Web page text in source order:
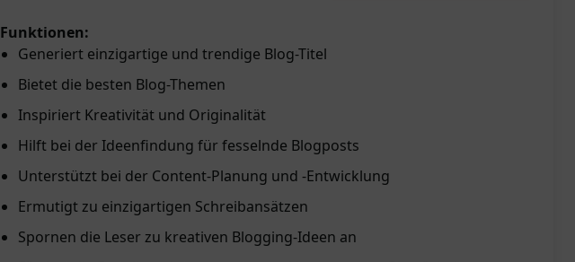
Funktionen:
Generiert einzigartige und trendige Blog-Titel
Bietet die besten Blog-Themen
Inspiriert Kreativität und Originalität
Hilft bei der Ideenfindung für fesselnde Blogposts
Unterstützt bei der Content-Planung und -Entwicklung
Ermutigt zu einzigartigen Schreibansätzen
Spornen die Leser zu kreativen Blogging-Ideen an